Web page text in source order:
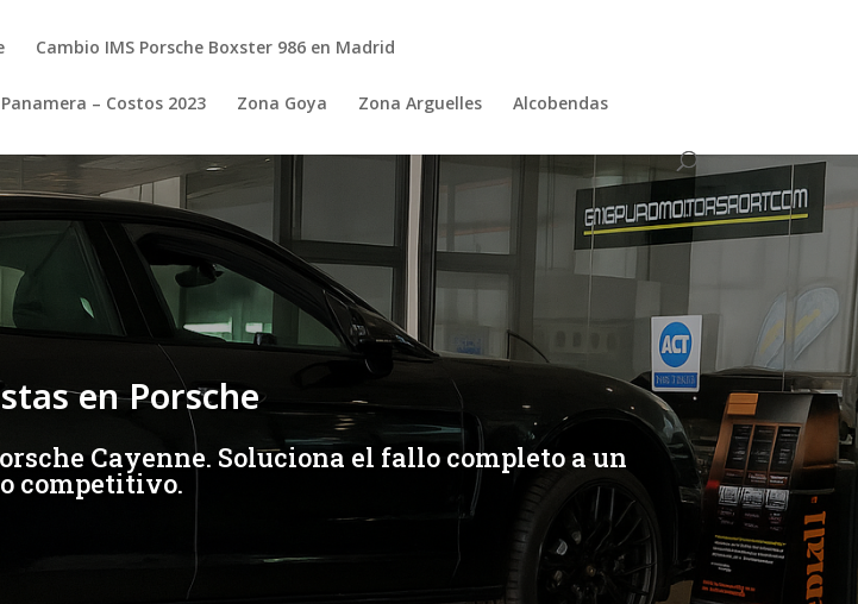
Cambio IMS Porsche Boxster 986 en Madrid
– Costos 2023 Zona Goya Zona Arguelles Alcobendas
en Porsche
Cayenne. Soluciona el fallo completo a un
competitivo.